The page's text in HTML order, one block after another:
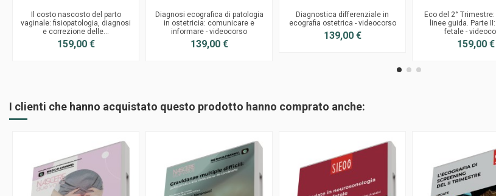
Il costo nascosto del parto
vaginale: fisiopatologia, diagnosi
e correzione delle...
159,00 €
Diagnosi ecografica di patologia
in ostetricia: comunicare e
informare - videocorso
139,00 €
Diagnostica differenziale in
ecografia ostetrica - videocorso
139,00 €
Eco del 2°
linee guida. Parte
fetale -
159,00 €
I clienti che hanno acquistato questo prodotto hanno comprato anche: